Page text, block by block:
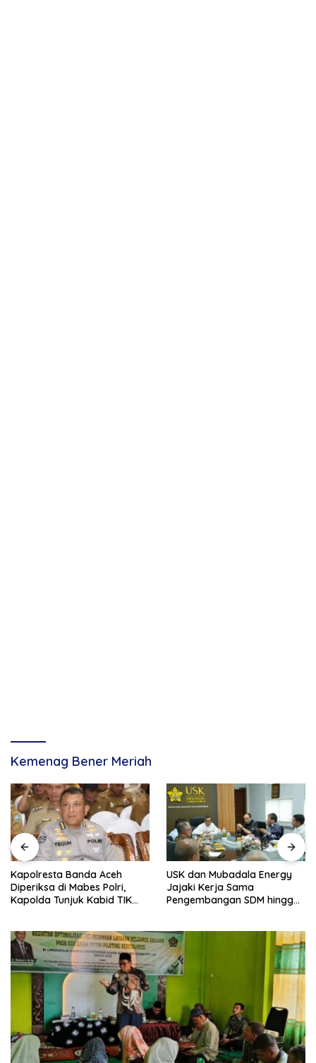
Kemenag Bener Meriah
Kapolresta Banda Aceh
Diperiksa di Mabes Polri,
Kapolda Tunjuk Kabid TIK
USK dan Mubadala Energy
Jajaki Kerja Sama
Pengembangan SDM hingga